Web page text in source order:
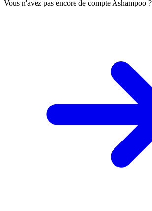
Vous n'avez pas encore de compte Ashampoo ?